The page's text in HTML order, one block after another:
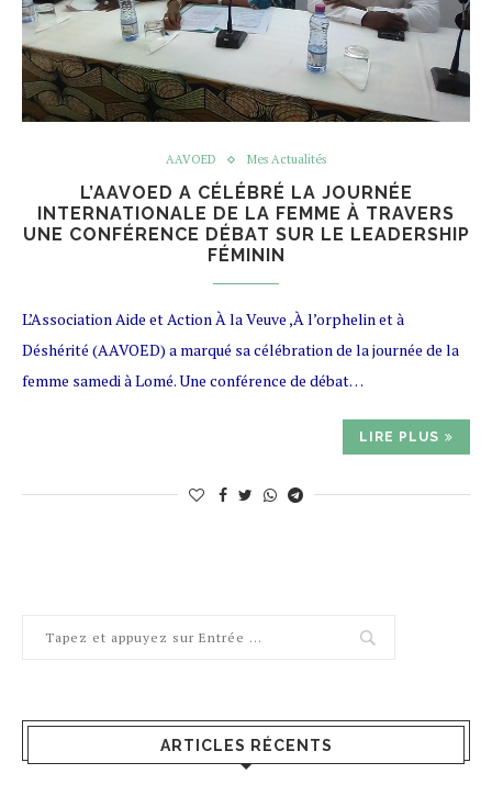
AAVOED Mes Actualités
L’AAVOED A CÉLÉBRÉ LA JOURNÉE
INTERNATIONALE DE LA FEMME À TRAVERS
UNE CONFÉRENCE DÉBAT SUR LE LEADERSHIP
FÉMININ
L’Association Aide et Action À la Veuve ,À l’orphelin et à
Déshérité (AAVOED) a marqué sa célébration de la journée de la
femme samedi à Lomé. Une conférence de débat…
LIRE PLUS
ARTICLES RÉCENTS